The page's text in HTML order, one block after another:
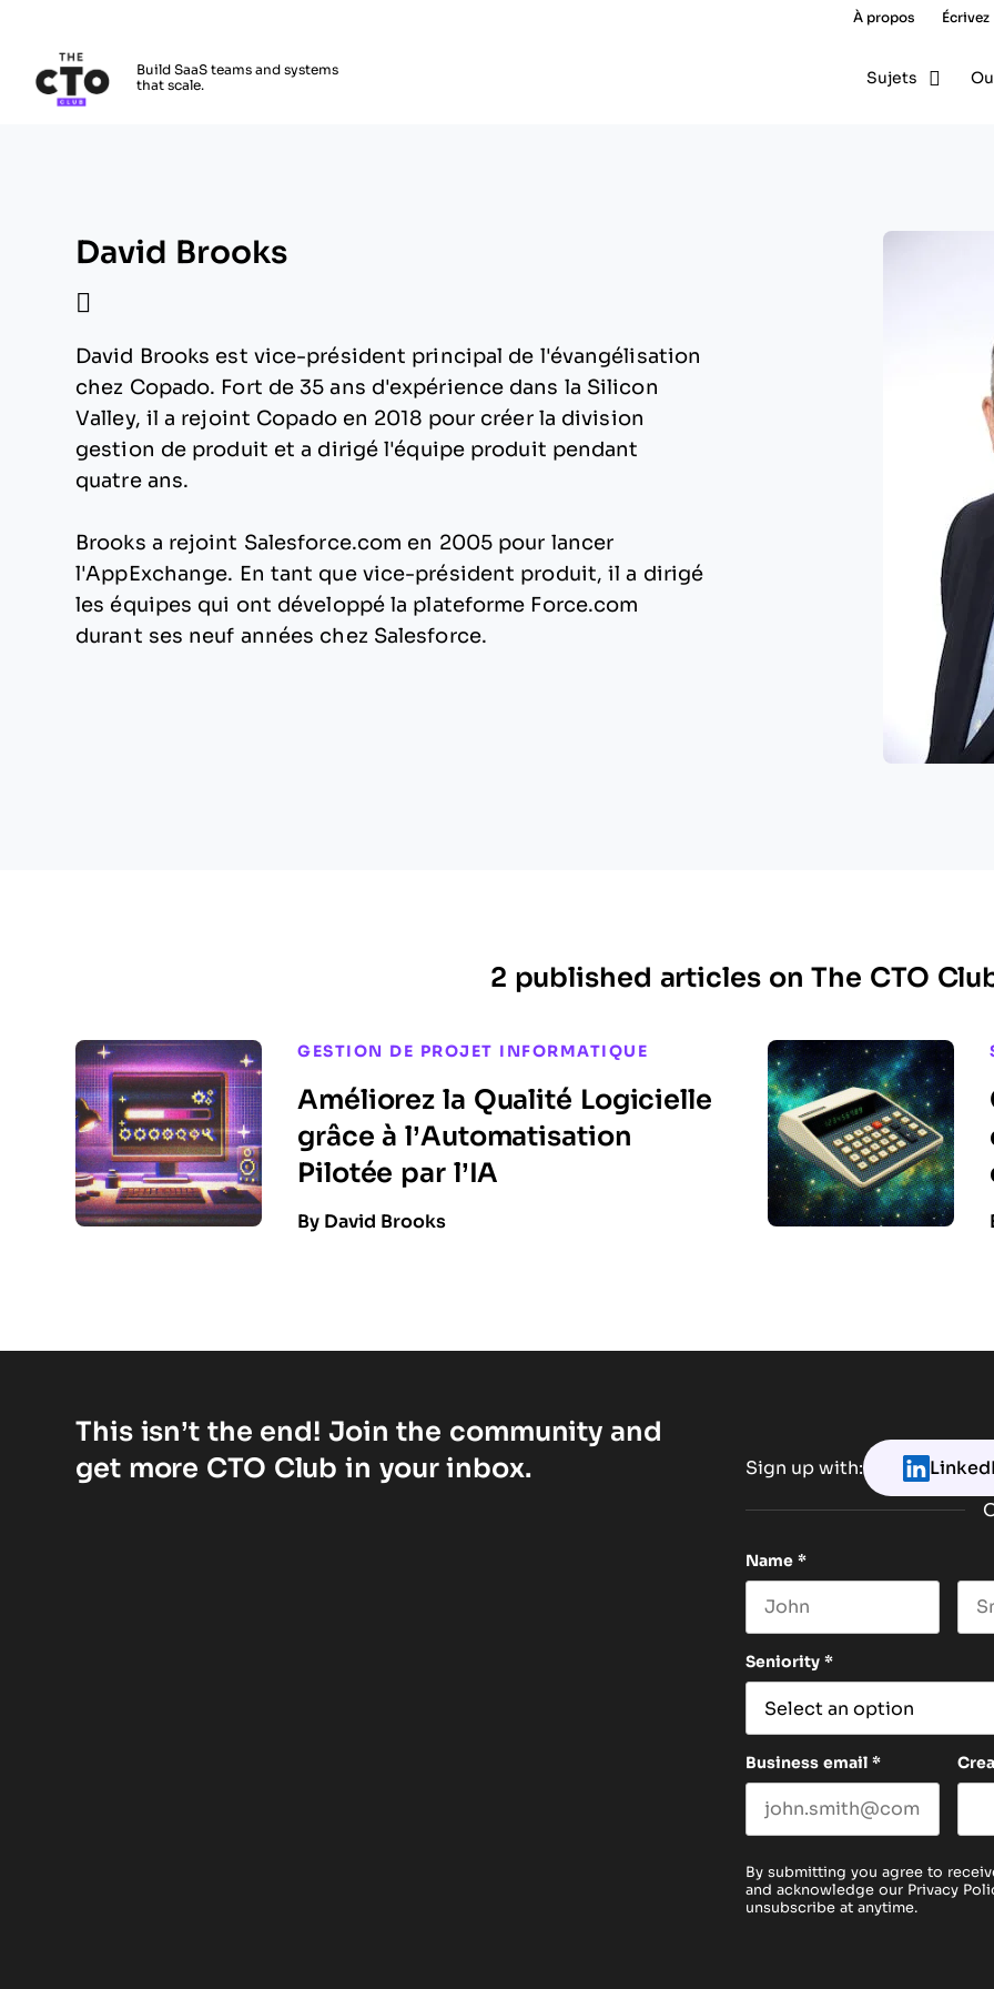
À propos
Build SaaS teams and systems
that scale.
Sujets
David Brooks
David Brooks est vice-président principal de l'évangélisation
chez Copado. Fort de 35 ans d'expérience dans la Silicon
Valley, il a rejoint Copado en 2018 pour créer la division
gestion de produit et a dirigé l'équipe produit pendant
quatre ans.
Brooks a rejoint Salesforce.com en 2005 pour lancer
l'AppExchange. En tant que vice-président produit, il a dirigé
les équipes qui ont développé la plateforme Force.com
durant ses neuf années chez Salesforce.
2 published articles on The CTO
GESTION DE PROJET INFORMATIQUE
Améliorez la Qualité Logicielle
grâce à l’Automatisation
Pilotée par l’IA
By David Brooks
This isn’t the end! Join the community and
get more CTO Club in your inbox.
Sign up with:
Name *
Seniority *
Business email *
By submitting you agree to
and acknowledge our Privacy
unsubscribe at anytime.